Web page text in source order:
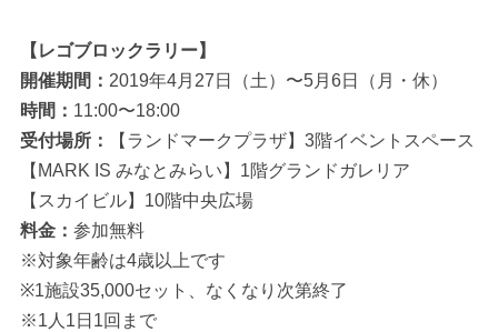
【レゴブロックラリー】
開催期間： 2019年4月27日（土）〜5月6日（月・休）
時間： 11:00〜18:00
受付場所：
【ランドマークプラザ】3階イベントスペース
【MARK IS みなとみらい】1階グランドガレリア
【スカイビル】10階中央広場
料金： 参加無料
※対象年齢は4歳以上です
※1施設35,000セット、なくなり次第終了
※1人1日1回まで